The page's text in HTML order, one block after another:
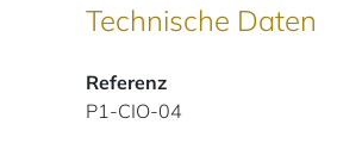
Technische Daten
Referenz
P1-CIO-04